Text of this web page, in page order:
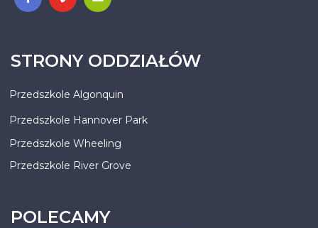
STRONY ODDZIAŁÓW
Przedszkole Algonquin
Przedszkole Hannover Park
Przedszkole Wheeling
Przedszkole River Grove
POLECAMY